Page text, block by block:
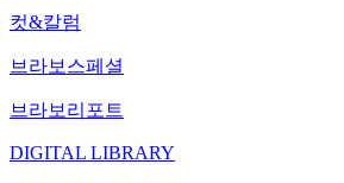
컷&칼럼
브라보스페셜
브라보리포트
DIGITAL LIBRARY